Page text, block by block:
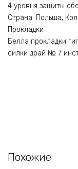
4 уровня защиты
Страна: Польша,
Прокладки
Белла прокладки
силки драй № 7
Похожие